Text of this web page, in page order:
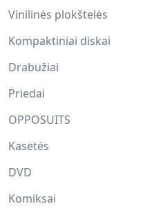
Vinilinės plokštelės
Kompaktiniai diskai
Drabužiai
Priedai
OPPOSUITS
Kasetės
DVD
Komiksai